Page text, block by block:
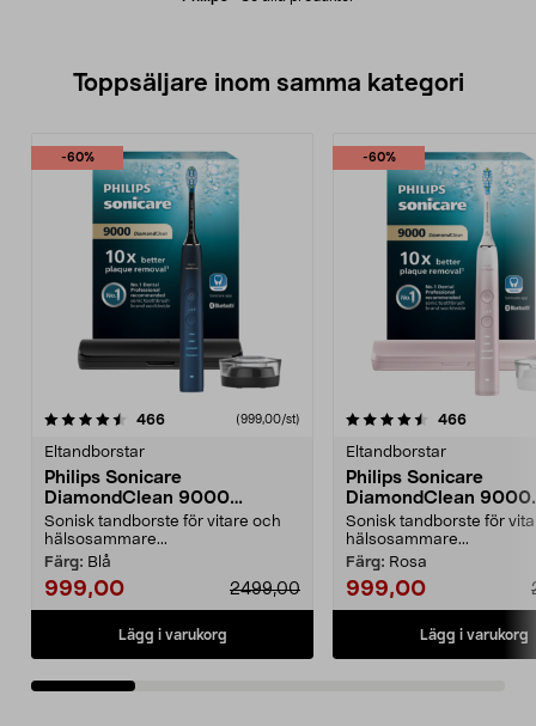
Toppsäljare inom samma kategori
-60%
466recensioner(999,00/st)
Eltandborstar
Philips Sonicare
DiamondClean 9000
eltandborste, Special Edition
Sonisk tandborste för vitare och
hälsosammare...
Färg: Blå
999,00 2499,00
Lägg i varukorg
-60%
4.5 av 5 stjärnor 466
Eltandborstar
Philips Sonicare
DiamondClean 9000
eltandborste, Special
Sonisk tandborste för
hälsosammare...
Färg: Rosa
999,00
Lägg i varukorg
4.5 av 5 stjärnor